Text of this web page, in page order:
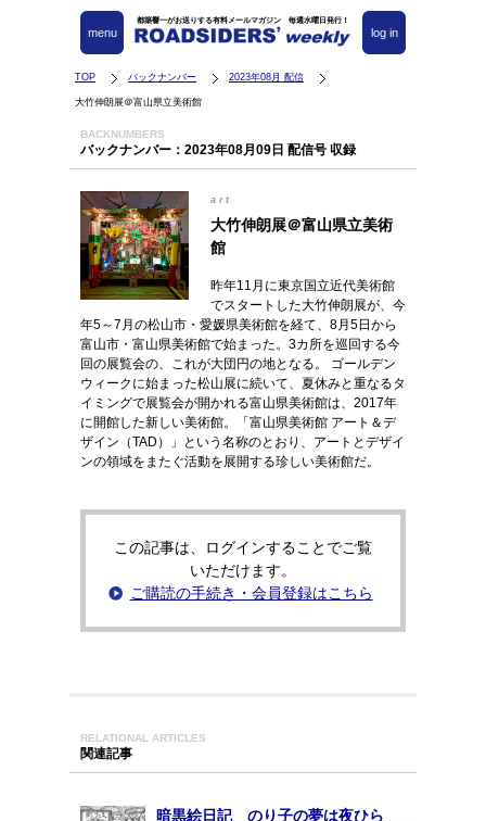
都築響一がお送りする有料メールマガジン 毎週水曜日発行！
log in
menu
TOP バックナンバー 2023年08月 配信
大竹伸朗展＠富山県立美術館
BACKNUMBERS
バックナンバー：2023年08月09日 配信号 収録
art
大竹伸朗展＠富山県立美術
館
昨年11月に東京国立近代美術館
でスタートした大竹伸朗展が、今
年5～7月の松山市・愛媛県美術館を経て、8月5日から
富山市・富山県美術館で始まった。3カ所を巡回する今
回の展覧会の、これが大団円の地となる。 ゴールデン
ウィークに始まった松山展に続いて、夏休みと重なるタ
イミングで展覧会が開かれる富山県美術館は、2017年
に開館した新しい美術館。「富山県美術館 アート＆デ
ザイン（TAD）」という名称のとおり、アートとデザイ
ンの領域をまたぐ活動を展開する珍しい美術館だ。
この記事は、ログインすることでご覧
いただけます。
ご購読の手続き・会員登録はこちら
RELATIONAL ARTICLES
関連記事
暗黒絵日記 のり子の夢は夜ひら